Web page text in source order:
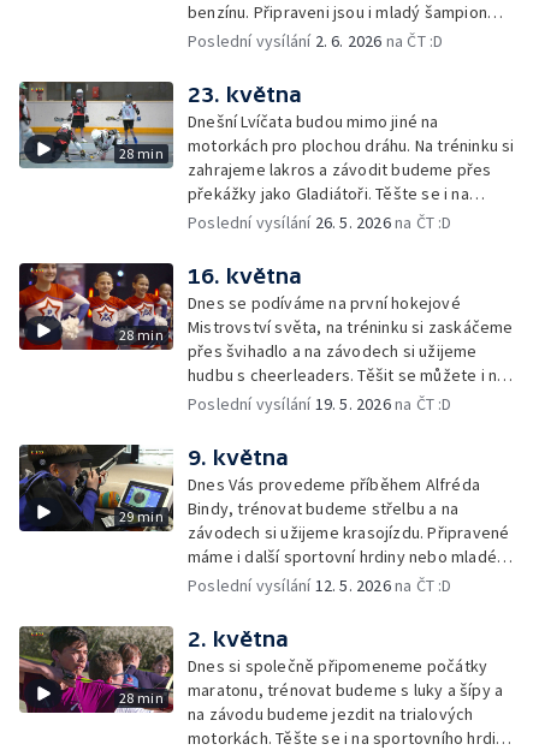
benzínu. Připraveni jsou i mladý šampion
nebo sportovní hrdina.
Poslední vysílání 2. 6. 2026 na ČT :D
28 min
23. května
Dnešní Lvíčata budou mimo jiné na
motorkách pro plochou dráhu. Na tréninku si
zahrajeme lakros a závodit budeme přes
překážky jako Gladiátoři. Těšte se i na
dalšího sportovního hrdinu nebo mladého
Poslední vysílání 26. 5. 2026na ČT :D
28 min
16. května
Dnes se podíváme na první hokejové
Mistrovství světa, na tréninku si zaskáčeme
přes švihadlo a na závodech si užijeme
hudbu s cheerleaders. Těšit se můžete i na
sportovního hrdinu nebo soutěž o cenu
Poslední vysílání19. 5. 2026na ČT :D
29 min
9. května
Dnes Vás provedeme příběhem Alfréda
Bindy, trénovat budeme střelbu a na
závodech si užijeme krasojízdu. Připravené
máme i další sportovní hrdiny nebo mladého
šampiona.
Poslední vysílání12. 5. 2026na ČT :D
28 min
2. května
Dnes si společně připomeneme počátky
maratonu, trénovat budeme s luky a šípy a
na závodu budeme jezdit na trialových
motorkách. Těšte se i na sportovního hrdinu